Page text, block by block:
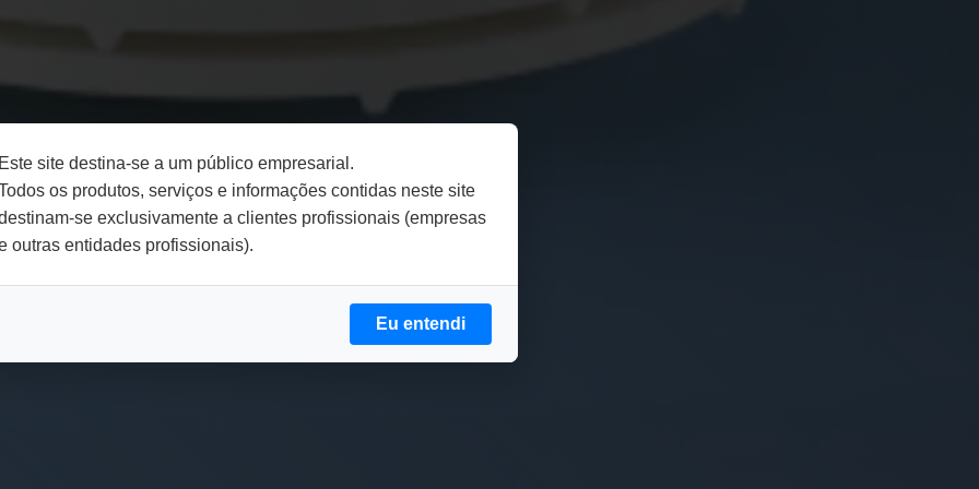
site destina-se a um público empresarial.
os produtos, serviços e informações contidas neste site
se exclusivamente a clientes profissionais (empresas
outras entidades profissionais).
Eu entendi